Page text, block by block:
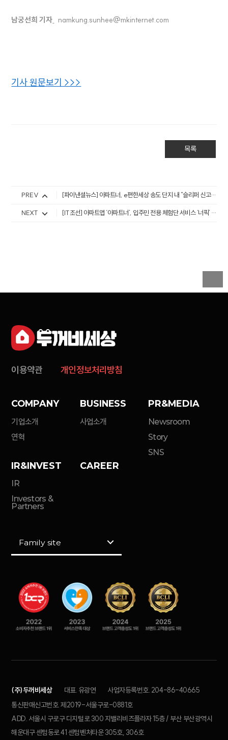
남궁선희 기자 namkung.sunhee@mkinternet.com
기사 원문보기 >>>
목록
PREV [파이낸셜뉴스] 아파트너, e편한세상 송도 단지 내 "슬리퍼 신고 즐기는 미술관"…프라이빗 갤러리 'OUUM' 런칭
NEXT [IT조선] 아파트앱 ‘아파트너’, 입주민 전용 체험단 서비스 ‘너픽’ 론칭
이용약관 개인정보처리방침
COMPANY
기업소개
연혁
BUSINESS
사업소개
PR&MEDIA
Newsroom
Story
SNS
IR&INVEST
IR
Investors &
Partners
CAREER
Family site
(주)두꺼비세상 대표. 유광연
사업자등록번호. 204-86-40665
통신판매신고번호. 제2019-서울구로-0881호
ADD. 서울시 구로구 디지털로 300 지밸리비즈플라자 15층 / 부산 부산광역시
해운대구 센텀동로 41 센텀벤처타운 305호, 306호